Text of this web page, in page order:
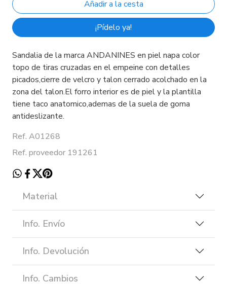
¡Pídelo ya!
Sandalia de la marca ANDANINES en piel napa color
topo de tiras cruzadas en el empeine con detalles
picados,cierre de velcro y talon cerrado acolchado en la
zona del talon.El forro interior es de piel y la plantilla
tiene taco anatomico,ademas de la suela de goma
antideslizante.
Ref. A01268
Ref. proveedor 191261
Material
Info. Envío
Info. Devolución
Info. Cambios